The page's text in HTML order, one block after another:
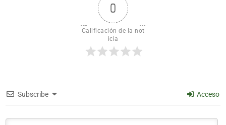
0
Calificación de la not
icia
Subscribe Acceso